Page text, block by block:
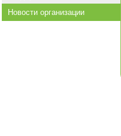
Новости организации